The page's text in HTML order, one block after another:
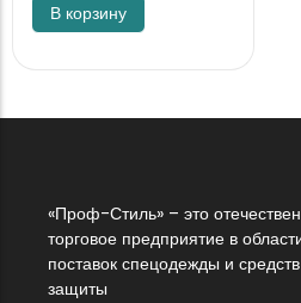
В корзину
«Проф-Стиль» – это
торговое предприятие в
поставок спецодежды и
защиты